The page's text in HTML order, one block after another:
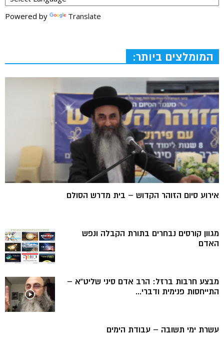
Powered by Translate
המומלצים ביותר:
אירוע סיום הזוהר הקדוש – בית מדרש הסולם
מגוון קורסים נבחרים בתורת הקבלה ונפש
האדם
מבצע חרבות ברזל: הרב אדם סיני שליט”א –
התייחסות פנימית ודברי...
עשרת ימי תשובה – עבודת הימים